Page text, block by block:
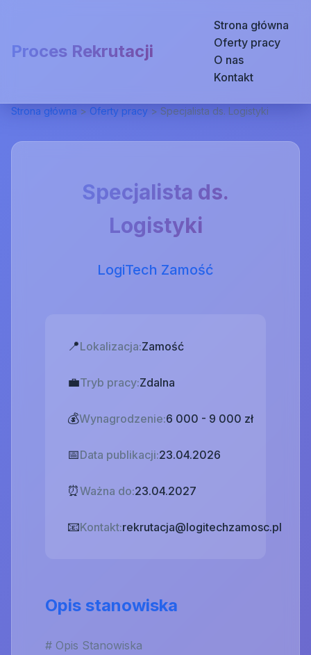
Proces Rekrutacji
Strona główna
Oferty pracy
O nas
Kontakt
Strona główna > Oferty pracy > Specjalista ds. Logistyki
Specjalista ds.
Logistyki
LogiTech Zamość
📍Lokalizacja:Zamość
💼Tryb pracy:Zdalna
💰Wynagrodzenie:6 000 - 9 000 zł
📅Data publikacji:23.04.2026
⏰Ważna do:23.04.2027
📧Kontakt:rekrutacja@logitechzamosc.pl
Opis stanowiska
# Opis Stanowiska